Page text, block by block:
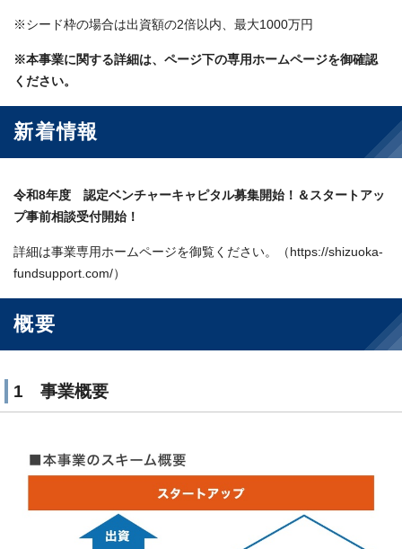
※シード枠の場合は出資額の2倍以内、最大1000万円
※本事業に関する詳細は、ページ下の専用ホームページを御確認
ください。
新着情報
令和8年度 認定ベンチャーキャピタル募集開始！＆スタートアッ
プ事前相談受付開始！
詳細は事業専用ホームページを御覧ください。（https://shizuoka-
fundsupport.com/）
概要
1 事業概要